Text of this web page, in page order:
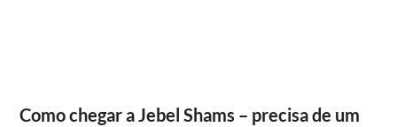
Como chegar a Jebel Shams – precisa de um